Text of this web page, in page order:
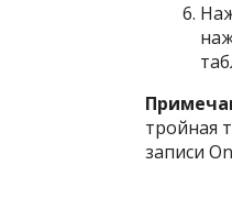
тройная
записи